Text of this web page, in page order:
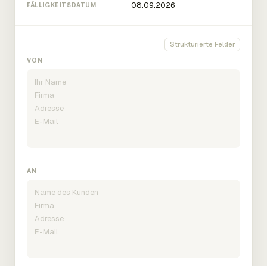
FÄLLIGKEITSDATUM
Strukturierte Felder
VON
AN